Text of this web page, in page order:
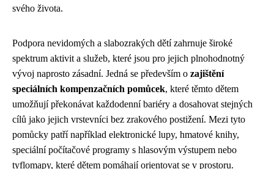
svého života.
Podpora nevidomých a slabozrakých dětí zahrnuje široké
spektrum aktivit a služeb, které jsou pro jejich plnohodnotný
vývoj naprosto zásadní. Jedná se především o zajištění
speciálních kompenzačních pomůcek, které těmto dětem
umožňují překonávat každodenní bariéry a dosahovat stejných
cílů jako jejich vrstevníci bez zrakového postižení. Mezi tyto
pomůcky patří například elektronické lupy, hmatové knihy,
speciální počítačové programy s hlasovým výstupem nebo
tyflomapy, které dětem pomáhají orientovat se v prostoru.